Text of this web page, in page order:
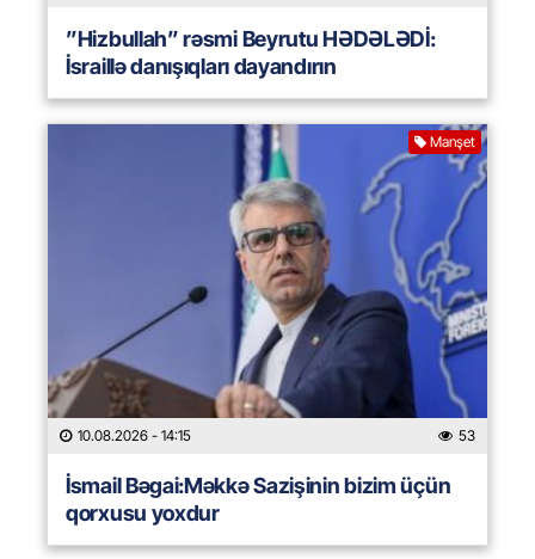
”Hizbullah” rəsmi Beyrutu HƏDƏLƏDİ:
İsraillə danışıqları dayandırın
Manşet
10.08.2026 - 14:15 53
İsmail Bəgai:Məkkə Sazişinin bizim üçün
qorxusu yoxdur